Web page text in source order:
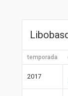
temporada
2017